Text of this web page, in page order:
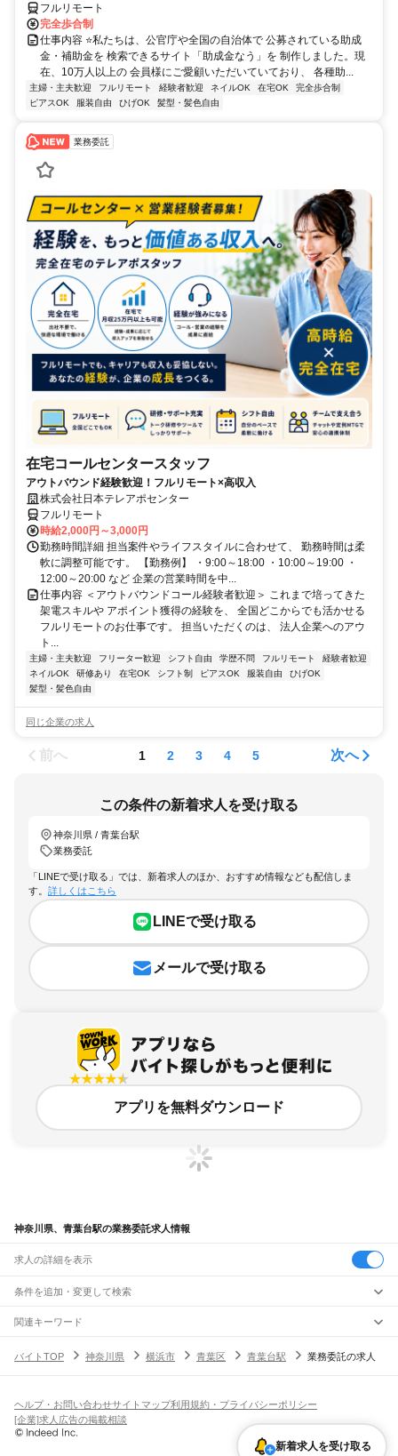
フルリモート
完全歩合制
仕事内容 ⭐私たちは、公官庁や全国の自治体で 公募されている助成
金・補助金を 検索できるサイト「助成金なう」を 制作しました。現
在、10万人以上の 会員様にご愛顧いただいていており、 各種助...
主婦・主夫歓迎 フルリモート 経験者歓迎 ネイルOK 在宅OK
完全歩合制
ピアスOK
服装自由 ひげOK 髪型・髪色自由
業務委託
在宅コールセンタースタッフ
アウトバウンド経験歓迎！フルリモート×高収入
株式会社日本テレアポセンター
フルリモート
時給2,000円～3,000円
勤務時間詳細 担当案件やライフスタイルに合わせて、 勤務時間は柔
軟に調整可能です。 【勤務例】 ・9:00～18:00 ・10:00～19:00 ・
12:00～20:00 など 企業の営業時間を中...
仕事内容 ＜アウトバウンドコール経験者歓迎＞ これまで培ってきた
架電スキルや アポイント獲得の経験を、 全国どこからでも活かせる
フルリモートのお仕事です。 担当いただくのは、 法人企業へのアウ
ト...
主婦・主夫歓迎 フリーター歓迎 シフト自由 学歴不問 フルリモート
経験者歓迎
ネイルOK
研修あり 在宅OK シフト制 ピアスOK 服装自由
ひげOK
髪型・髪色自由
同じ企業の求人
前へ 1 2 3 4 5 次へ
この条件の新着求人を受け取る
神奈川県 / 青葉台駅
業務委託
「LINEで受け取る」では、新着求人のほか、おすすめ情報なども配信しま
す。 詳しくはこちら
LINEで受け取る
メールで受け取る
アプリを無料ダウンロード
神奈川県、青葉台駅の業務委託求人情報
求人の詳細を表示
条件を追加・変更して検索
市区町村を追加・変更
神奈川県
すべて
旭区緑区瀬谷区栄区 泉区 青葉区 都筑区
川崎市すべて
駅を追加・変更
川崎駅 横浜駅戸塚駅 大船駅 藤沢駅辻堂駅茅ケ崎駅 平塚駅 大磯駅
鴨宮駅
小田原駅 早川駅
JR南武線
武蔵小杉駅武蔵中原駅武蔵新城駅
飲食・フードサービス
飲食・フードサービス
ホールスタッフ
皿洗い・洗い場精肉・鮮魚加工
バー（BAR）・バーテンダー
特徴を追加・変更
人気
髪型・髪色自由ひげOKネイルOK
関連キーワード
バイトTOP
神奈川県 横浜市 青葉区 青葉台駅 業務委託の求人
新着求人を受け取る
ヘルプ・お問い合わせサイトマップ利用規約・プライバシーポリシー
[企業]求人広告の掲載相談